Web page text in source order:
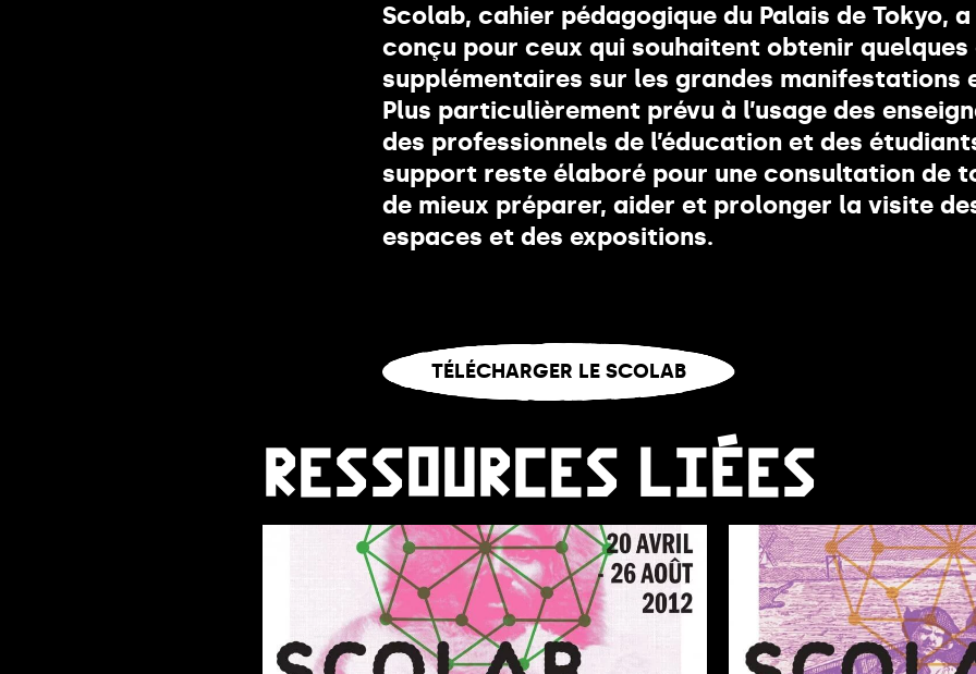
La Friche
La Librairie
Les Restaurants
Le Yoyo
Vous êtes ?
Éducation
Inclusion
Glossaire
Hors les murs
Scolab, cahier pédagogique du Palais de Tokyo,
conçu pour ceux qui souhaitent obtenir quelques
supplémentaires sur les grandes manifestations
Plus particulièrement prévu à l’usage des
des professionnels de l’éducation et des
support reste élaboré pour une consultation de
de mieux préparer, aider et prolonger la visite
espaces et des expositions.
TÉLÉCHARGER LE SCOLAB
RESSOURCES LIÉES